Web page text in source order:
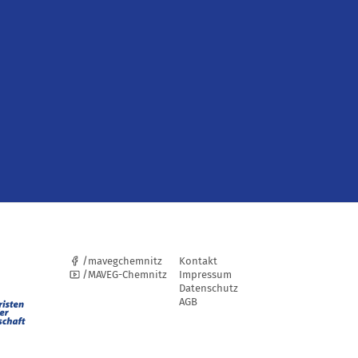
/mavegchemnitz
/MAVEG-Chemnitz
Kontakt
Impressum
Datenschutz
AGB